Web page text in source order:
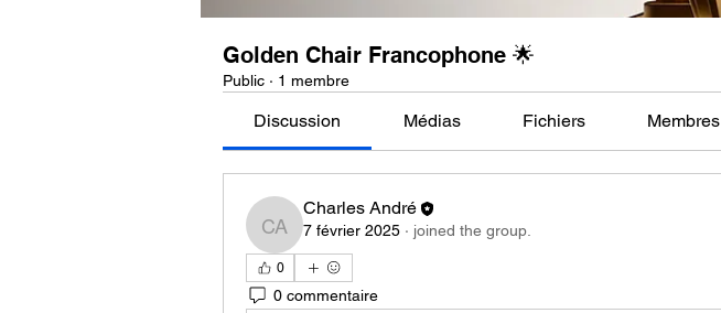
Golden Chair Francophone 🌟
Public · 1 membre
Discussion Médias Fichiers Membres
Charles André
Charles André
7 février 2025 · joined the group.
0
0 commentaire